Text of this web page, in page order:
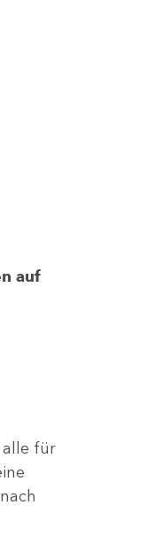
auf
alle für